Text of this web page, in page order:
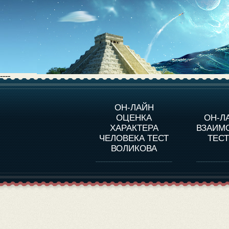
----
ОН-ЛАЙН
ОЦЕНКА
ХАРАКТЕРА
ЧЕЛОВЕКА ТЕСТ
ВОЛИКОВА
ОН-
О ПРОГРАММЕ
ОЦЕНКА ХАРАКТЕРA
ЧЕЛОВЕКА
ОЦЕНКА ХАРАКТЕРА
ВЫДАЮЩИХСЯ
ЛИЧНОСТЕЙ